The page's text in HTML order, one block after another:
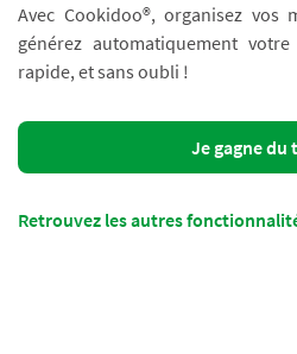
Avec Cookidoo®, organisez vos
générez automatiquement
rapide, et sans oubli !
Je gagne du
Retrouvez les autres